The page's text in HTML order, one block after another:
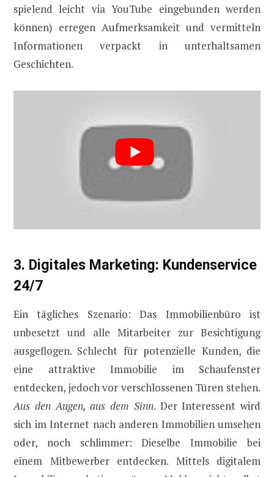
spielend leicht via YouTube eingebunden werden
können) erregen Aufmerksamkeit und vermitteln
Informationen verpackt in unterhaltsamen
Geschichten.
3. Digitales Marketing: Kundenservice
24/7
Ein tägliches Szenario: Das Immobilienbüro ist
unbesetzt und alle Mitarbeiter zur Besichtigung
ausgeflogen. Schlecht für potenzielle Kunden, die
eine attraktive Immobilie im Schaufenster
entdecken, jedoch vor verschlossenen Türen stehen.
Aus den Augen, aus dem Sinn. Der Interessent wird
sich im Internet nach anderen Immobilien umsehen
oder, noch schlimmer: Dieselbe Immobilie bei
einem Mitbewerber entdecken. Mittels digitalem